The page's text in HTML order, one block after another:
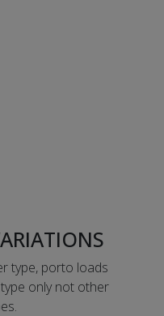
type, porto loads
only not other